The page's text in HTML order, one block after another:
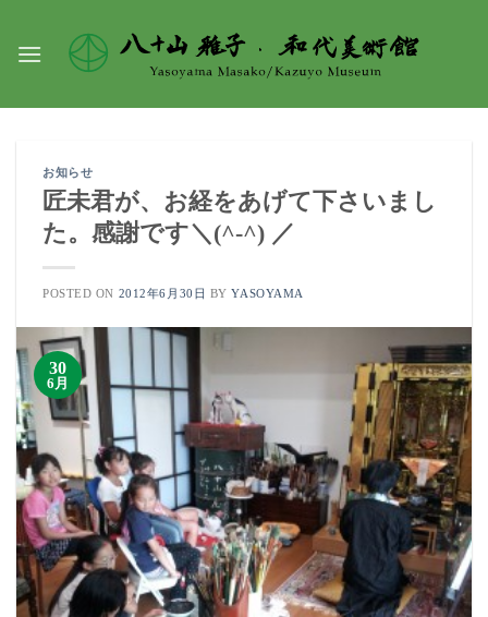
content
お知らせ
匠未君が、お経をあげて下さいまし
た。感謝です＼(^-^) ／
POSTED ON 2012年6月30日 BYYASOYAMA
30
6月